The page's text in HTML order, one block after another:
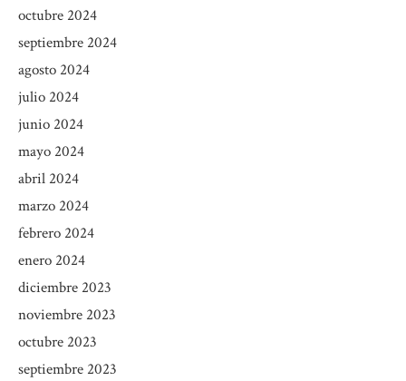
octubre 2024
septiembre 2024
agosto 2024
julio 2024
junio 2024
mayo 2024
abril 2024
marzo 2024
febrero 2024
enero 2024
diciembre 2023
noviembre 2023
octubre 2023
septiembre 2023